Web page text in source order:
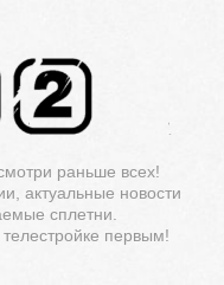
раньше всех!
актуальные новости
сплетни.
первым!